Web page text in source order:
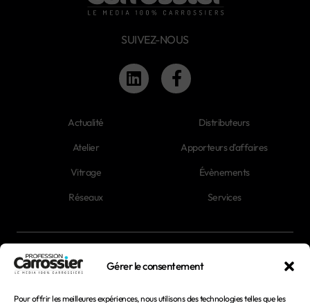
Gérer le consentement
Pour offrir les meilleures expériences, nous utilisons des technologies telles que les
SUIVEZ-NOUS
Actualité
Atelier
Vitrage
Réseaux
Distributeurs
Apporteurs d'affaires
Évènements
Services